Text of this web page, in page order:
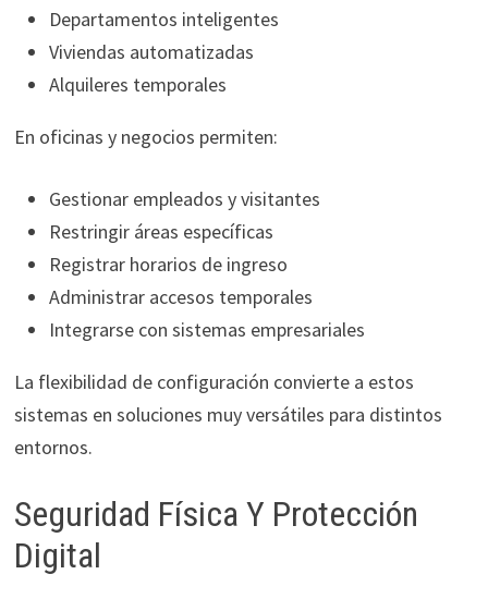
Departamentos inteligentes
Viviendas automatizadas
Alquileres temporales
En oficinas y negocios permiten:
Gestionar empleados y visitantes
Restringir áreas específicas
Registrar horarios de ingreso
Administrar accesos temporales
Integrarse con sistemas empresariales
La flexibilidad de configuración convierte a estos
sistemas en soluciones muy versátiles para distintos
entornos.
Seguridad Física Y Protección
Digital